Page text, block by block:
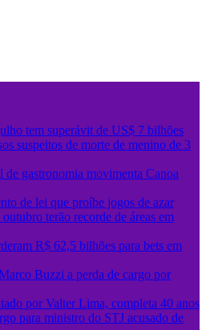
tem superávit de US$ 7 bilhões
suspeitos de morte de menino de 3
gastronomia movimenta Canoa
de lei que proíbe jogos de azar
terão recorde de áreas em
R$ 62,5 bilhões para bets em
Buzzi a perda de cargo por
por Valter Lima, completa 40 anos
para ministro do STJ acusado de